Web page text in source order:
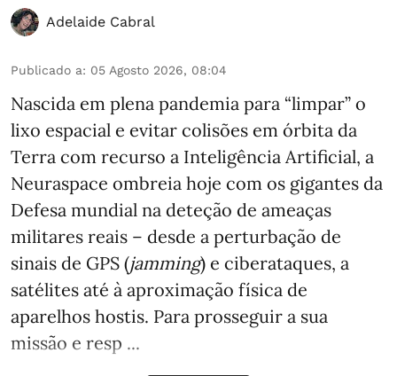
Adelaide Cabral
Publicado a: 05 Agosto 2026, 08:04
Nascida em plena pandemia para “limpar” o
lixo espacial e evitar colisões em órbita da
Terra com recurso a Inteligência Artificial, a
Neuraspace ombreia hoje com os gigantes da
Defesa mundial na deteção de ameaças
militares reais – desde a perturbação de
sinais de GPS (jamming) e ciberataques, a
satélites até à aproximação física de
aparelhos hostis. Para prosseguir a sua
missão e resp ...